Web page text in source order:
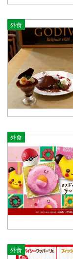
外食
外食
外食